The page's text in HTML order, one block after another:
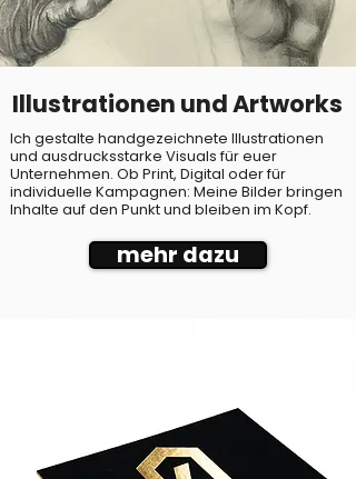
Illustrationen und Artworks
Ich gestalte handgezeichnete Illustrationen
und ausdrucksstarke Visuals für euer
Unternehmen. Ob Print, Digital oder für
individuelle Kampagnen: Meine Bilder bringen
Inhalte auf den Punkt und bleiben im Kopf.
mehr dazu